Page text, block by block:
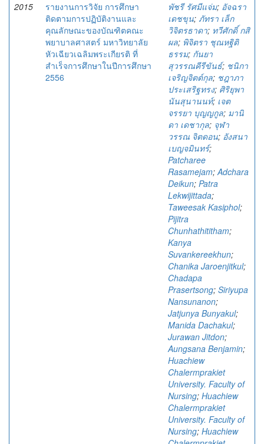
2015
รายงานการวิจัย การศึกษา
ติดตามการปฏิบัติงานและ
คุณลักษณะของบัณฑิตคณะ
พยาบาลศาสตร์ มหาวิทยาลัย
หัวเฉียวเฉลิมพระเกียรติ ที่
สำเร็จการศึกษาในปีการศึกษา
2556
พัชรี รัศมีแจ่ม; อัจฉรา
เดชขุน; ภัทรา เล็ก
วิจิตรธาดา; ทวีศักดิ์ กสิ
ผล; พิจิตรา ชุณหฐิติ
ธรรม; กันยา
สุวรรณคีรีขันธ์; ชนิกา
เจริญจิตต์กุล; ชฎาภา
ประเสริฐทรง; ศิริยุพา
นันสุนานนท์; เจต
จรรยา บุญญกูล; มานิ
ดา เดชากุล; จุฬา
วรรณ จิตดอน; อังสนา
เบญจมินทร์;
Patcharee
Rasamejam;Adchara
Deikun; Patra
Lekwijittada;
Taweesak Kasiphol;
Pijitra
Chunhathititham;
Kanya
Suvankereekhun;
Chanika Jaroenjitkul;
Chadapa
Prasertsong; Siriyupa
Nansunanon;
Jatjunya Bunyakul;
Manida Dachakul;
Jurawan Jitdon;
Aungsana Benjamin;
Huachiew
Chalermprakiet
University. Faculty of
Nursing; Huachiew
Chalermprakiet
University. Faculty of
Nursing; Huachiew